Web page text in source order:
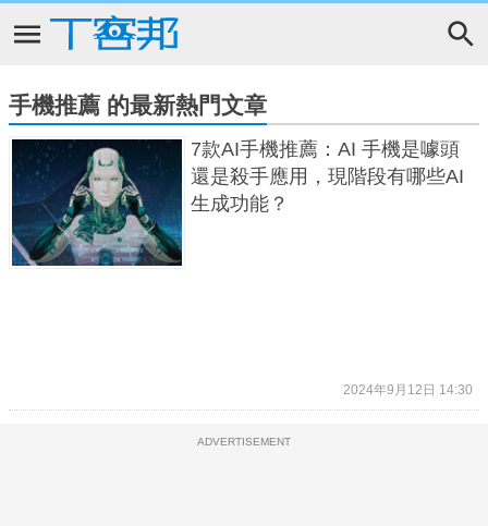
手機推薦 的最新熱門文章
7款AI手機推薦：AI 手機是噱頭
還是殺手應用，現階段有哪些AI
生成功能？
2024年9月12日 14:30
ADVERTISEMENT